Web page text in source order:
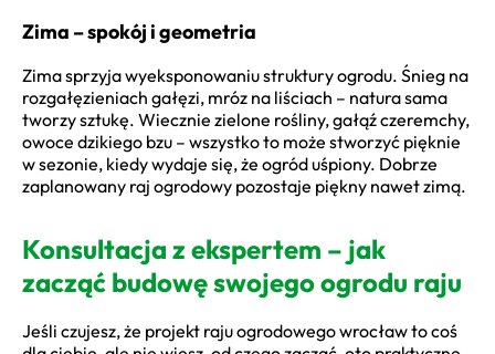
Zima – spokój i geometria
Zima sprzyja wyeksponowaniu struktury ogrodu. Śnieg na
rozgałęzieniach gałęzi, mróz na liściach – natura sama
tworzy sztukę. Wiecznie zielone rośliny, gałąź czeremchy,
owoce dzikiego bzu – wszystko to może stworzyć pięknie
w sezonie, kiedy wydaje się, że ogród uśpiony. Dobrze
zaplanowany raj ogrodowy pozostaje piękny nawet zimą.
Konsultacja z ekspertem – jak
zacząć budowę swojego ogrodu raju
Jeśli czujesz, że projekt raju ogrodowego wrocław to coś